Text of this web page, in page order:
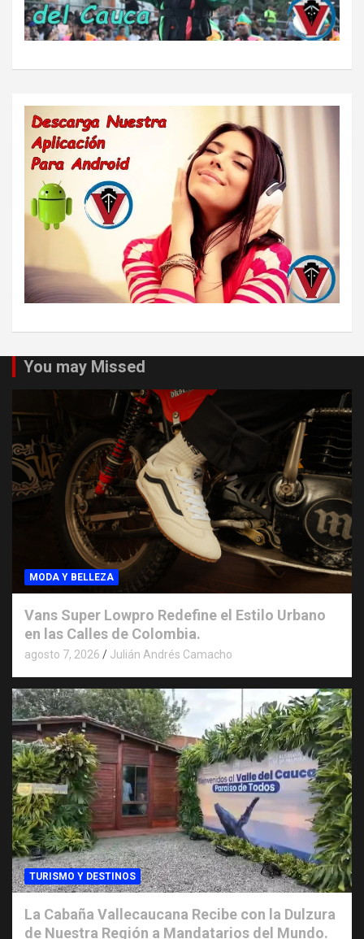
You may Missed
MODA Y BELLEZA
Vans Super Lowpro Redefine el Estilo Urbano
en las Calles de Colombia.
agosto 7, 2026 Julián Andrés Camacho
TURISMO Y DESTINOS
La Cabaña Vallecaucana Recibe con la Dulzura
de Nuestra Región a Mandatarios del Mundo.